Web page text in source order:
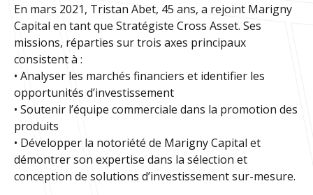
En mars 2021, Tristan Abet, 45 ans, a rejoint Marigny
Capital en tant que Stratégiste Cross Asset. Ses
missions, réparties sur trois axes principaux
consistent à :
• Analyser les marchés financiers et identifier les
opportunités d’investissement
• Soutenir l’équipe commerciale dans la promotion des
produits
• Développer la notoriété de Marigny Capital et
démontrer son expertise dans la sélection et
conception de solutions d’investissement sur-mesure.